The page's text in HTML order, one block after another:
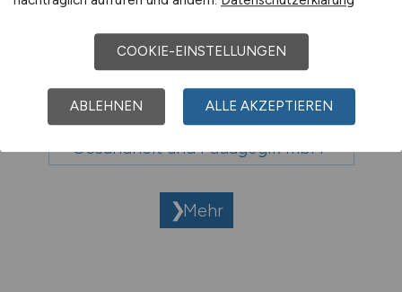
Jobs bei Gerhard Schubert GmbH
Jobs bei Gesellschaft für
Gesundheit und Pädagogik mbH
Mehr
COOKIE-EINSTELLUNGEN
ABLEHNEN ALLE AKZEPTIEREN